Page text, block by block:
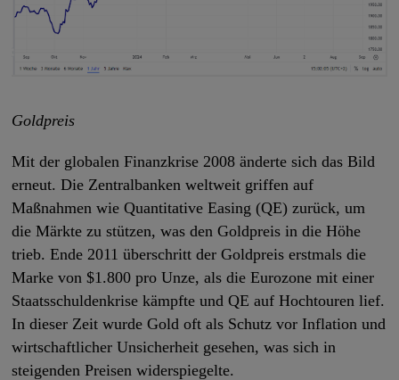
Goldpreis
Mit der globalen Finanzkrise 2008 änderte sich das Bild
erneut. Die Zentralbanken weltweit griffen auf
Maßnahmen wie Quantitative Easing (QE) zurück, um
die Märkte zu stützen, was den Goldpreis in die Höhe
trieb. Ende 2011 überschritt der Goldpreis erstmals die
Marke von $1.800 pro Unze, als die Eurozone mit einer
Staatsschuldenkrise kämpfte und QE auf Hochtouren lief.
In dieser Zeit wurde Gold oft als Schutz vor Inflation und
wirtschaftlicher Unsicherheit gesehen, was sich in
steigenden Preisen widerspiegelte.